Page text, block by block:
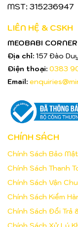
MST: 315236947
LIÊN HỆ & CSKH
MEOBABI CORNER
Địa chỉ: 157 Đào
Điện thoại: 0383
Email:
CHÍNH SÁCH
Chính Sách Bảo
Chính Sách Thanh
Chính Sách Vận
Chính Sách Kiểm
Chính Sách Đổi Trả